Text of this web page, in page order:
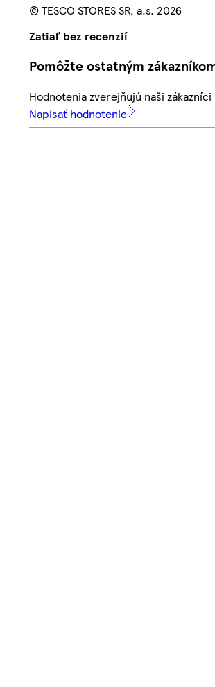
© TESCO STORES SR, a.s. 2026
Zatiaľ bez recenzií
Pomôžte ostatným
Hodnotenia zverejňujú naši
Napísať hodnotenie